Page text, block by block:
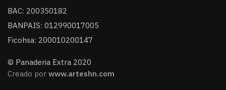
BAC: 200350182
BANPAIS: 012990017005
Ficohsa: 200010200147
© Panaderia Extra 2020
Creado por www.arteshn.com